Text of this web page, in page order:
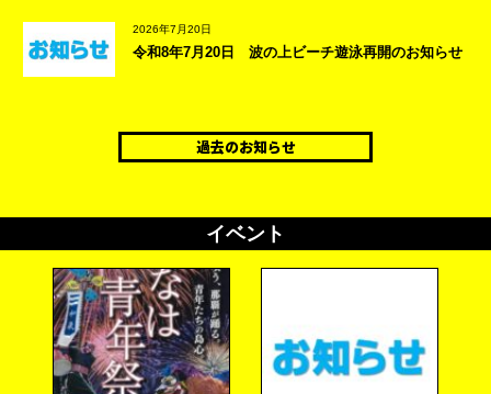
2026年7月20日
令和8年7月20日 波の上ビーチ遊泳再開のお知らせ
過去のお知らせ
イベント